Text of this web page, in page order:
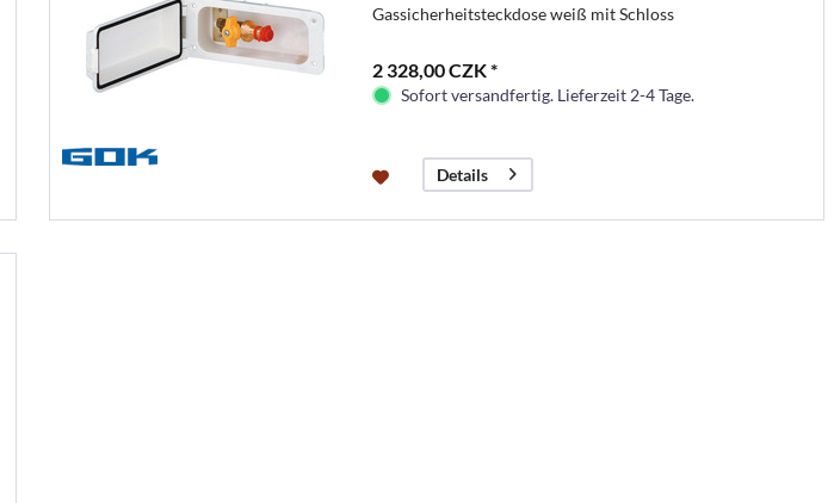
Gassicherheitsteckdose weiß mit Schloss
2 328,00 CZK *
Sofort versandfertig. Lieferzeit 2-4 Tage.
Details